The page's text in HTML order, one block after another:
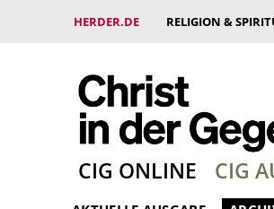
HERDER.DE RELIGION &
CIG ONLINE CIG